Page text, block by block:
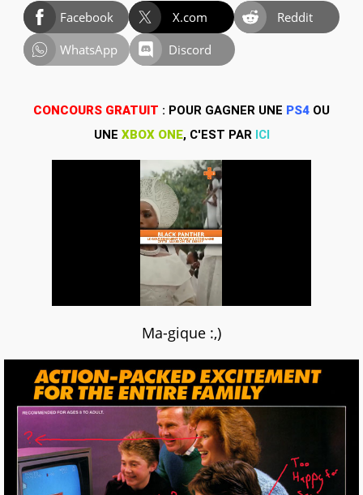
Facebook X.com
Reddit
WhatsApp
Discord
CONCOURS GRATUIT : POUR GAGNER UNE PS4 OU
UNE XBOX ONE, C'EST PAR ICI
Ma-gique :,)